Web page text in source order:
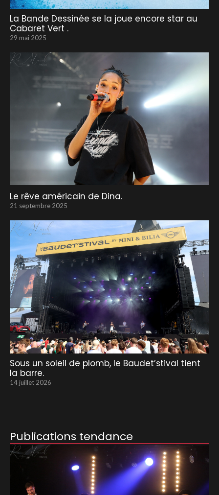
La Bande Dessinée se la joue encore star au
Cabaret Vert .
29 mai 2025
Le rêve américain de Dina.
21 septembre 2025
Sous un soleil de plomb, le Baudet’stival tient
la barre.
14 juillet 2026
Publications tendance